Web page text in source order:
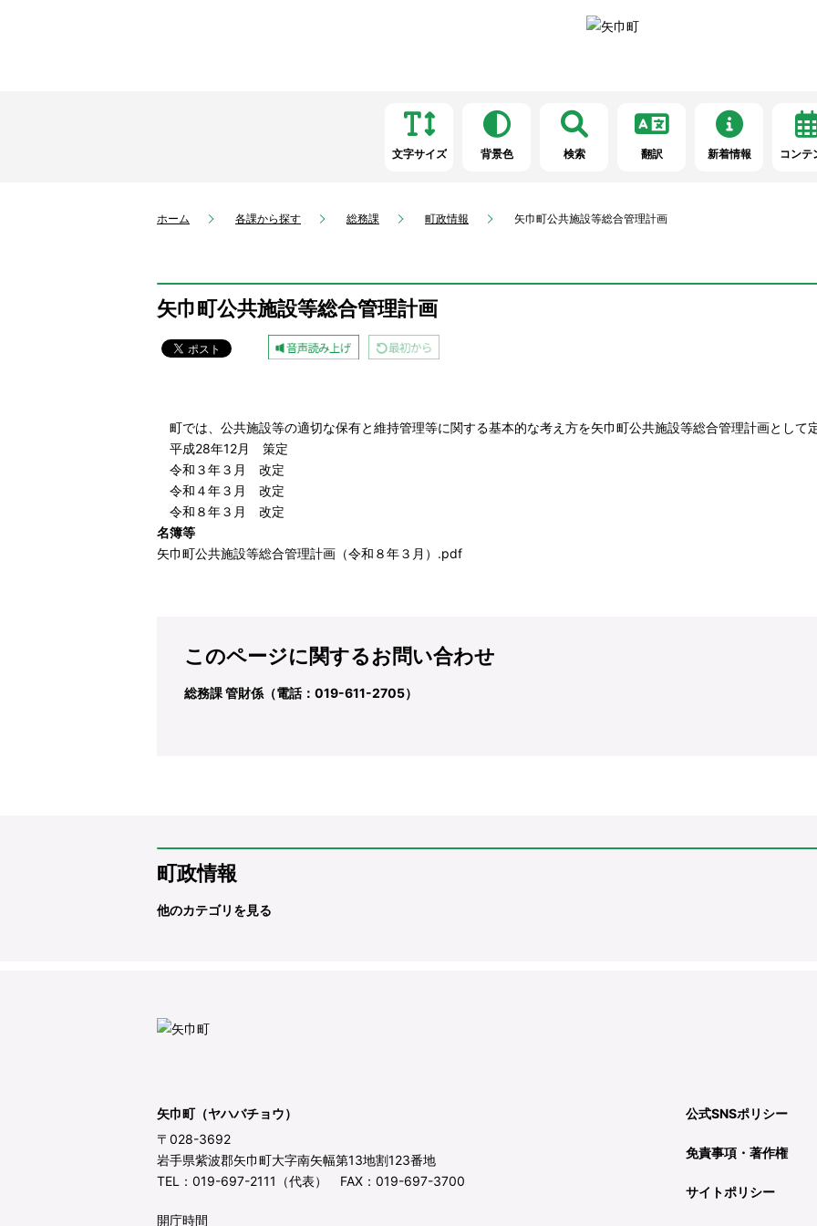
文字サイズ 背景色 検索 翻訳 新着情報 コンテ
ホーム 各課から探す 総務課 町政情報 矢巾町公共施設等総合管理計画
矢巾町公共施設等総合管理計画
町では、公共施設等の適切な保有と維持管理等に関する基本的な考え方を矢巾町公共施設等総合管理計画として
平成28年12月 策定
令和３年３月 改定
令和４年３月 改定
令和８年３月 改定
名簿等
矢巾町公共施設等総合管理計画（令和８年３月）.pdf
このページに関するお問い合わせ
総務課 管財係（電話：019-611-2705）
町政情報
他のカテゴリを見る
矢巾町（ヤハバチョウ）
〒028-3692
岩手県紫波郡矢巾町大字南矢幅第13地割123番地
TEL：019-697-2111（代表） FAX：019-697-3700
開庁時間
公式SNSポリシー
免責事項・著作権
サイトポリシー